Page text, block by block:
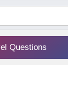
Questions